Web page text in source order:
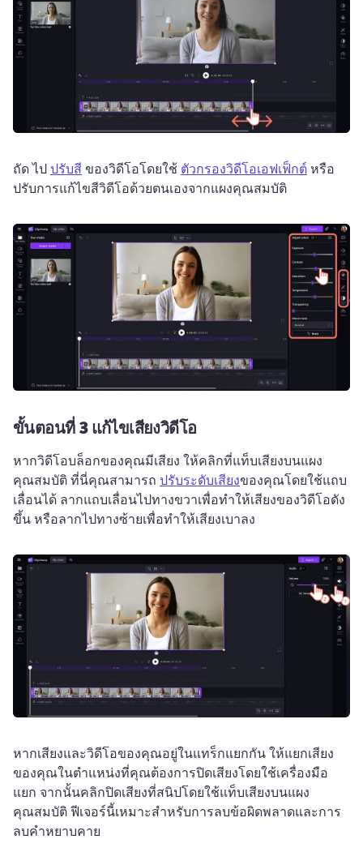
ถัด ไป ปรับสี ของวิดีโอโดยใช้ ตัวกรองวิดีโอเอฟเฟ็กต์ หรือ
ปรับการแก้ไขสีวิดีโอด้วยตนเองจากแผงคุณสมบัติ
ขั้นตอนที่ 3แก้ไขเสียงวิดีโอ
หากวิดีโอบล็อกของคุณมีเสียง ให้คลิกที่แท็บเสียงบนแผง
คุณสมบัติ ที่นี่คุณสามารถ ปรับระดับเสียงของคุณโดยใช้แถบ
เลื่อนได้ ลากแถบเลื่อนไปทางขวาเพื่อทำให้เสียงของวิดีโอดัง
ขึ้น หรือลากไปทางซ้ายเพื่อทำให้เสียงเบาลง
หากเสียงและวิดีโอของคุณอยู่ในแทร็กแยกกัน ให้แยกเสียง
ของคุณในตำแหน่งที่คุณต้องการปิดเสียงโดยใช้เครื่องมือ
แยก จากนั้นคลิกปิดเสียงที่สนิปโดยใช้แท็บเสียงบนแผง
คุณสมบัติ ฟีเจอร์นี้เหมาะสำหรับการลบข้อผิดพลาดและการ
ลบคำหยาบคาย